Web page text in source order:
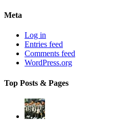
Meta
Log in
Entries feed
Comments feed
WordPress.org
Top Posts & Pages